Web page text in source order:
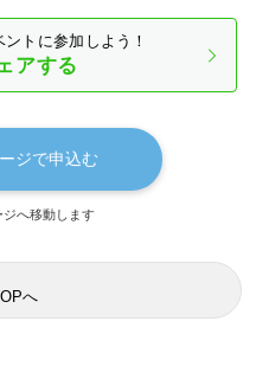
トに参加しよう！
アする
ジで申込む
へ移動します
へ